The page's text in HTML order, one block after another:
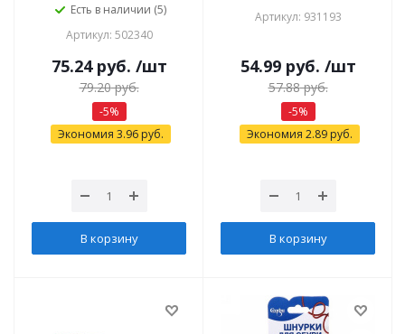
Есть в наличии (5)
Артикул: 502340
75.24руб. /шт
79.20руб.
-5%
Экономия 3.96руб.
В корзину
Артикул: 931193
54.99руб. /шт
57.88руб.
-5%
Экономия 2.89руб.
В корзину